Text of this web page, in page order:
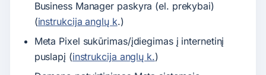
Business Manager paskyra (el. prekybai)
(instrukcija anglų k.)
Meta Pixel sukūrimas/įdiegimas į internetinį
puslapį (instrukcija anglų k.)